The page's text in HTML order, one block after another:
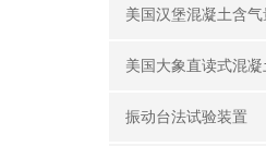
美国汉堡混凝土含
振动台法试验装置